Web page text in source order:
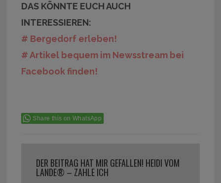
DAS KÖNNTE EUCH AUCH
INTERESSIEREN:
# Bergedorf erleben!
# Artikel bequem im Newsstream bei
Facebook finden!
Share this on WhatsApp
DER BEITRAG HAT MIR GEFALLEN! HEIDI VOM
LANDE® – ZAHLE ICH